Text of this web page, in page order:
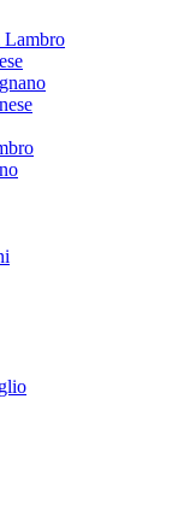
Lambro